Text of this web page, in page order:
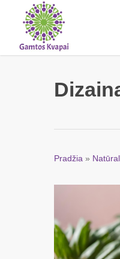
content
Pradžia »